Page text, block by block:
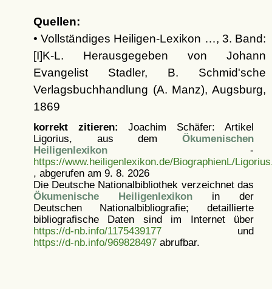
Quellen:
• Vollständiges Heiligen-Lexikon …, 3. Band:
[I]K-L. Herausgegeben von Johann
Evangelist Stadler, B. Schmid'sche
Verlagsbuchhandlung (A. Manz), Augsburg,
1869
korrekt zitieren: Joachim Schäfer: Artikel
Ligorius, aus dem Ökumenischen
Heiligenlexikon-
https://www.heiligenlexikon.de/BiographienL/
, abgerufen am 9. 8. 2026
Die Deutsche Nationalbibliothek verzeichnet das
Ökumenische Heiligenlexikonin der
Deutschen Nationalbibliografie; detaillierte
bibliografische Daten sind im Internet über
https://d-nb.info/1175439177und
https://d-nb.info/969828497abrufbar.